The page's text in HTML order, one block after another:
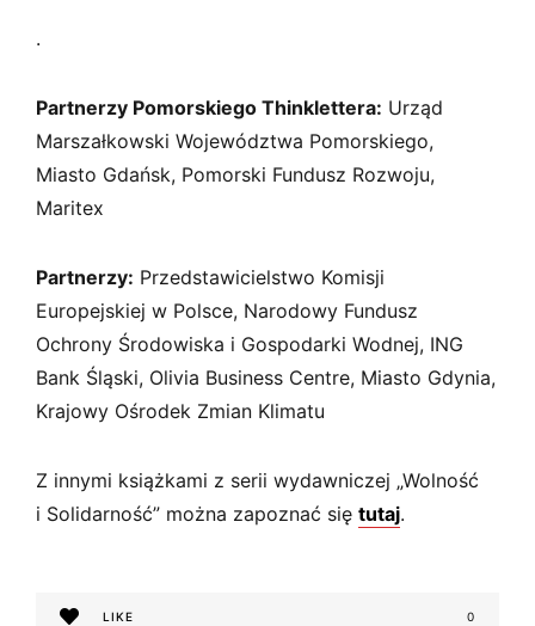
.
Partnerzy Pomorskiego Thinklettera: Urząd
Marszałkowski Województwa Pomorskiego,
Miasto Gdańsk, Pomorski Fundusz Rozwoju,
Maritex
Partnerzy: Przedstawicielstwo Komisji
Europejskiej w Polsce, Narodowy Fundusz
Ochrony Środowiska i Gospodarki Wodnej, ING
Bank Śląski, Olivia Business Centre, Miasto Gdynia,
Krajowy Ośrodek Zmian Klimatu
Z innymi książkami z serii wydawniczej „Wolność
i Solidarność” można zapoznać się tutaj.
LIKE 0